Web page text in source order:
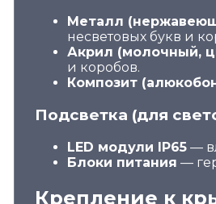
Металл
несветовых букв и
Акрил (молочный,
и коробов.
Композит
Подсветка (для
LED модули IP65 —
Блоки питания —
Крепление к